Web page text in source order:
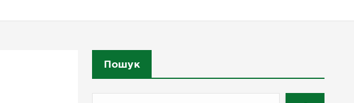
Пошук